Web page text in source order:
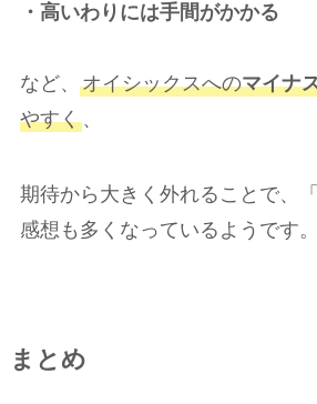
・高いわりには手間がかかる
など、 オイシックスへのマイナ
やすく、
期待から大きく外れることで、
感想も多くなっているようです。
まとめ